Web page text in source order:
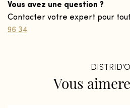
Vous avez une question ?
Contacter votre expert pour
96 34
Vous